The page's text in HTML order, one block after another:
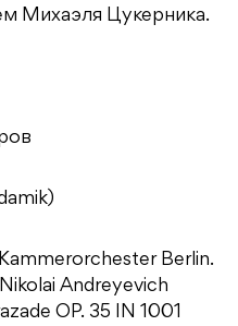
Михаэля Цукерника.
Berlin.
Andreyevich
OP. 35 IN 1001